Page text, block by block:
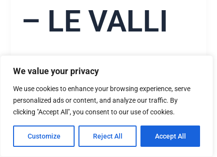
We value your privacy
We use cookies to enhance your browsing experience, serve
personalized ads or content, and analyze our traffic. By
clicking "Accept All", you consent to our use of cookies.
Customize Reject All Accept All
– LE VALLI
Leggi l’articolo
Rassegna stampa,Senza categoria